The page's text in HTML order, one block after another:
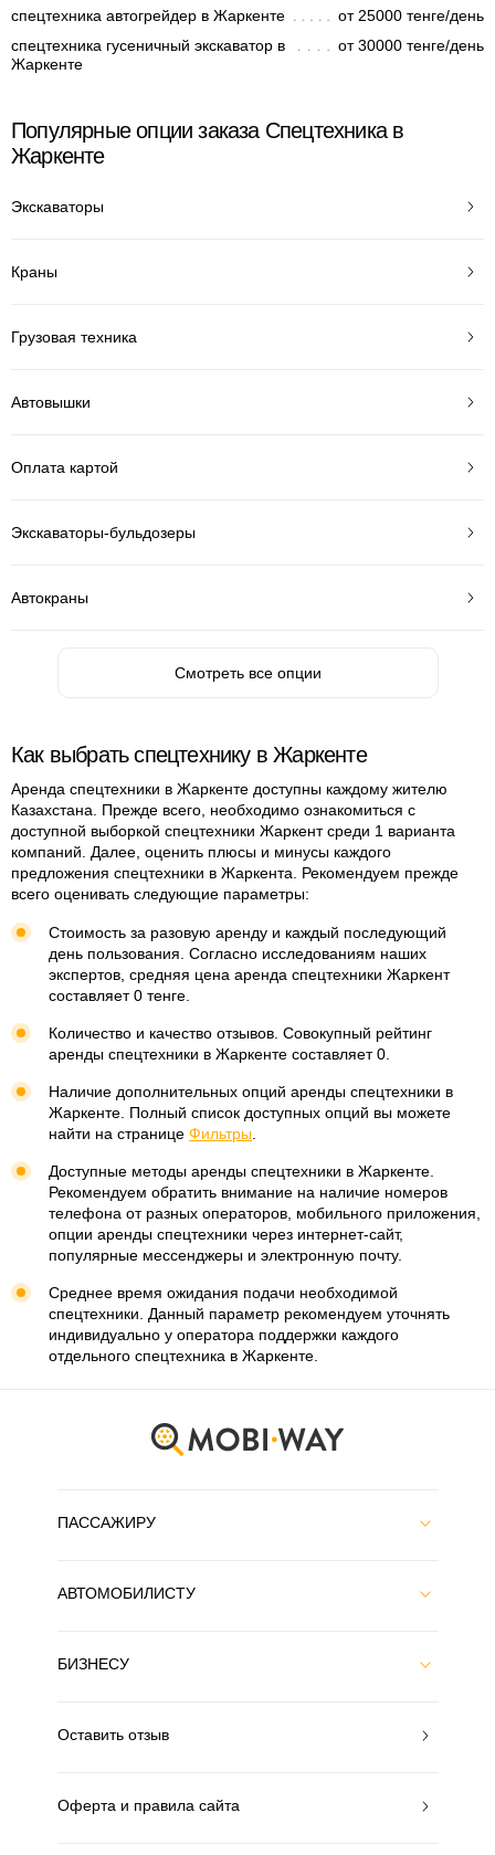
спецтехника автогрейдер в Жаркенте
от 25000 тенге/день
спецтехника гусеничный экскаватор в
Жаркенте
от 30000 тенге/день
Популярные опции заказа Спецтехника в
Жаркенте
Экскаваторы
Краны
Грузовая техника
Автовышки
Оплата картой
Экскаваторы-бульдозеры
Автокраны
Смотреть все опции
Как выбрать спецтехнику в Жаркенте
Аренда спецтехники в Жаркенте доступны каждому жителю
Казахстана. Прежде всего, необходимо ознакомиться с
доступной выборкой спецтехники Жаркент среди 1 варианта
компаний. Далее, оценить плюсы и минусы каждого
предложения спецтехники в Жаркента. Рекомендуем прежде
всего оценивать следующие параметры:
Стоимость за разовую аренду и каждый последующий
день пользования. Согласно исследованиям наших
экспертов, средняя цена аренда спецтехники Жаркент
составляет 0 тенге.
Количество и качество отзывов. Совокупный рейтинг
аренды спецтехники в Жаркенте составляет 0.
Наличие дополнительных опций аренды спецтехники в
Жаркенте. Полный список доступных опций вы можете
найти на странице Фильтры
Доступные методы аренды спецтехники в Жаркенте.
Рекомендуем обратить внимание на наличие номеров
телефона от разных операторов, мобильного приложения,
опции аренды спецтехники через интернет-сайт,
популярные мессенджеры и электронную почту.
Среднее время ожидания подачи необходимой
спецтехники. Данный параметр рекомендуем уточнять
индивидуально у оператора поддержки каждого
отдельного спецтехника в Жаркенте.
ПАССАЖИРУ
АВТОМОБИЛИСТУ
БИЗНЕСУ
Оставить отзыв
Оферта и правила сайта